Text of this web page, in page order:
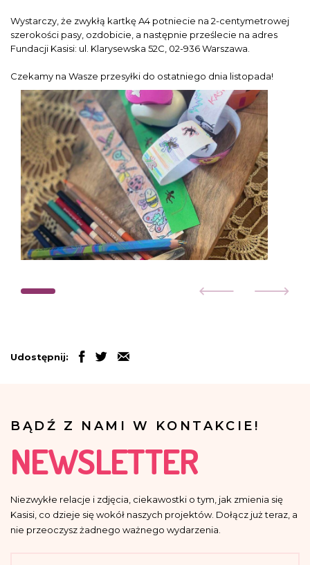
Wystarczy, że zwykłą kartkę A4 potniecie na 2-centymetrowej
szerokości pasy, ozdobicie, a następnie prześlecie na adres
Fundacji Kasisi: ul. Klarysewska 52C, 02-936 Warszawa.
Czekamy na Wasze przesyłki do ostatniego dnia listopada!
Udostępnij:
BĄDŹ Z NAMI W KONTAKCIE!
NEWSLETTER
Niezwykłe relacje i zdjęcia, ciekawostki o tym, jak zmienia się
Kasisi, co dzieje się wokół naszych projektów. Dołącz już teraz, a
nie przeoczysz żadnego ważnego wydarzenia.